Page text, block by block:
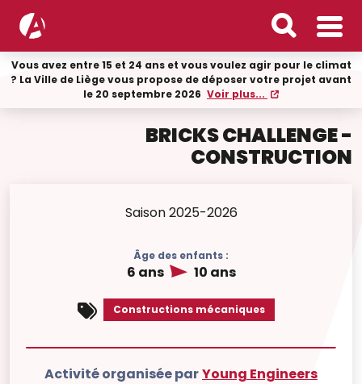
Vous avez entre 15 et 24 ans et vous voulez agir pour le climat
? La Ville de Liège vous propose de déposer votre projet avant
le 20 septembre 2026 Voir plus...
BRICKS CHALLENGE -
CONSTRUCTION
Saison 2025-2026
Âge des enfants :
6 ans 10 ans
Constructions mécaniques
Activité organisée parYoung Engineers